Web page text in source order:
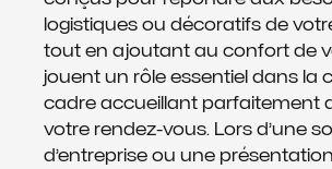
logistiques ou décoratifs de
tout en ajoutant au confort de
jouent un rôle essentiel dans la
cadre accueillant parfaitement
votre rendez-vous. Lors d’une
d’entreprise ou une présentation